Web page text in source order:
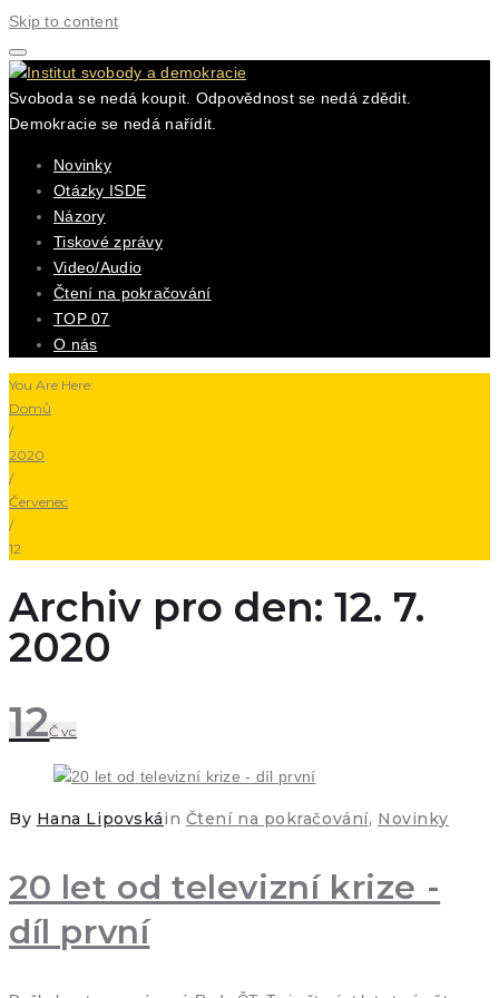
Skip to content
Svoboda se nedá koupit. Odpovědnost se nedá zdědit.
Demokracie se nedá nařídit.
Novinky
Otázky ISDE
Názory
Tiskové zprávy
Video/Audio
Čtení na pokračování
TOP 07
O nás
You Are Here:
Domů
/
2020
/
Červenec
/
12
Archiv pro den: 12. 7.
2020
12Čvc
By Hana Lipovskáin Čtení na pokračování, Novinky
20 let od televizní krize -
díl první